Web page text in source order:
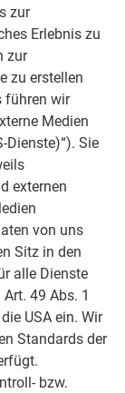
zur
Erlebnis zu
zur
zu erstellen
führen wir
Medien
Dienste)“). Sie
externen
von uns
Sitz in den
alle Dienste
49 Abs. 1
USA ein. Wir
Standards der
bzw.